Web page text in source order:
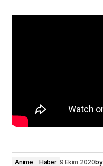
Anime Haber 9 Ekim 2020by